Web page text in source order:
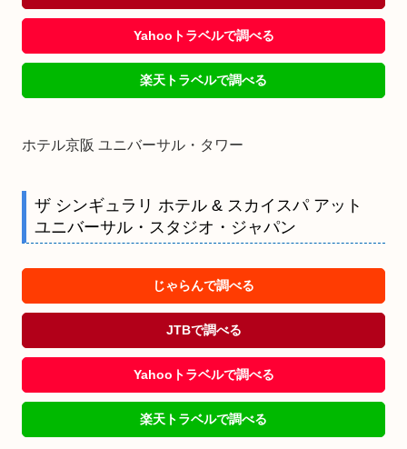
Yahooトラベルで調べる
楽天トラベルで調べる
ホテル京阪 ユニバーサル・タワー
ザ シンギュラリ ホテル & スカイスパ アット
ユニバーサル・スタジオ・ジャパン
じゃらんで調べる
JTBで調べる
Yahooトラベルで調べる
楽天トラベルで調べる